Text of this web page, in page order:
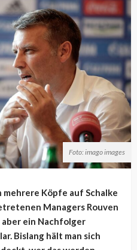
Foto: imago images
Köpfe auf Schalke
Managers Rouven
aber ein Nachfolger
Bislang hält man sich